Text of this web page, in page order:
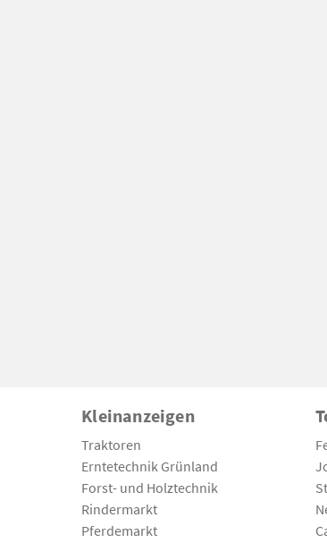
Kleinanzeigen
Traktoren
Erntetechnik Grünland
Forst- und Holztechnik
Rindermarkt
Pferdemarkt